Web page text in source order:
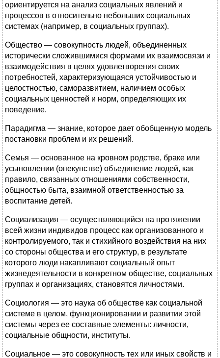
ориентируется на анализ социальных явлений и
процессов в относительно небольших социальных
системах (например, в социальных группах).
Общество — совокупность людей, объединенных
исторически сложившимися формами их взаимосвязи и
взаимодействия в целях удовлетворения своих
потребностей, характеризующаяся устойчивостью и
целостностью, саморазвитием, наличием особых
социальных ценностей и норм, определяющих их
поведение.
Парадигма — знание, которое дает обобщенную модель
постановки проблем и их решений.
Семья — основанное на кровном родстве, браке или
усыновлении (опекунстве) объединение людей, как
правило, связанных отношениями собственности,
общностью быта, взаимной ответственностью за
воспитание детей.
Социализация — осуществляющийся на протяжении
всей жизни индивидов процесс как организованного и
контролируемого, так и стихийного воздействия на них
со стороны общества и его структур, в результате
которого люди накапливают социальный опыт
жизнедеятельности в конкретном обществе, социальных
группах и организациях, становятся личностями.
Социология — это наука об обществе как социальной
системе в целом, функционировании и развитии этой
системы через ее составные элементы: личности,
социальные общности, институты.
Социальное — это совокупность тех или иных свойств и